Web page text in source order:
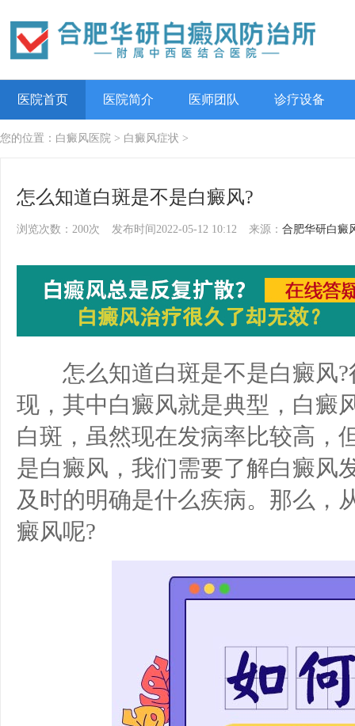
医院首页 医院简介 医师团队 诊疗设备
您的位置： 白癜风医院 > 白癜风症状 >
怎么知道白斑是不是白癜风?
浏览次数：200次 发布时间2022-05-12 10:12 来源： 合肥华研白癜
怎么知道白斑是不是白癜风?
现，其中白癜风就是典型，白癜
白斑，虽然现在发病率比较高，
是白癜风，我们需要了解白癜风
及时的明确是什么疾病。那么，
癜风呢?